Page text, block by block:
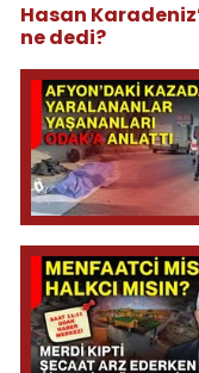
Hasan
ne dedi?